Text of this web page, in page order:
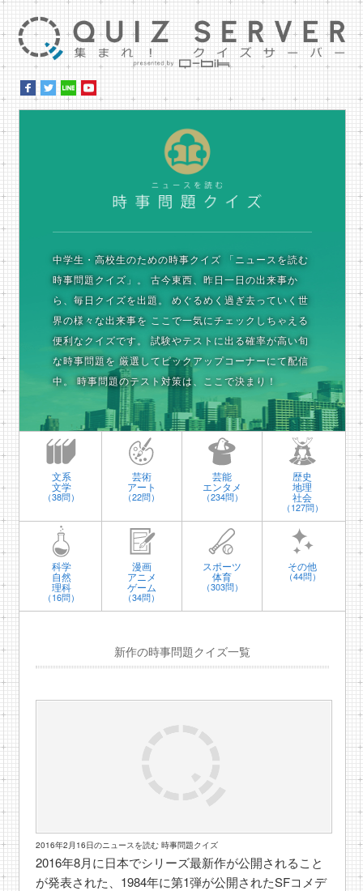
中学生・高校生のための時事クイズ 「ニュースを読む
時事問題クイズ」。
古今東西、昨日一日の出来事か
ら、毎日クイズを出題。
めぐるめく過ぎ去っていく世
界の様々な出来事を ここで一気にチェックしちゃえる
便利なクイズです。
試験やテストに出る確率が高い旬
な時事問題を 厳選してピックアップコーナーにて配信
中。
時事問題のテスト対策は、ここで決まり！
文系
文学
（38問）
芸術
アート
（22問）
芸能
エンタメ
（234問）
歴史
地理
社会
（127問）
科学
自然
理科
（16問）
漫画
アニメ
ゲーム
（34問）
スポーツ
体育
（303問）
その他
（44問）
新作の時事問題クイズ一覧
2016年2月16日のニュースを読む 時事問題クイズ
2016年8月に日本でシリーズ最新作が公開されること
が発表された、1984年に第1弾が公開されたSFコメデ